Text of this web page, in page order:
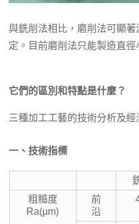
與銑削法相比，磨削法可顯
定。目前磨削法只能製造直徑
它們的區別和特點是什麼？
三種加工工藝的技術分析及經
一、技術指標
粗糙度
Ra(μm)
前
沿